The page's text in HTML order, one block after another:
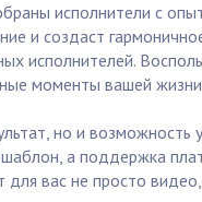
исполнители с
и создаст
исполнителей.
моменты вашей
но и возможность
шаблон, а поддержка
вас не просто